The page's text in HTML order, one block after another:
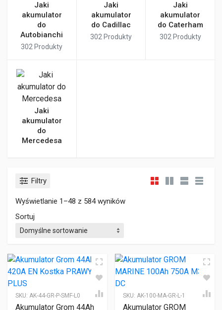
Jaki
akumulator
do
Autobianchi
302 Produkty
Jaki
akumulator
do Cadillac
302 Produkty
Jaki
akumulator
do Caterham
302 Produkty
Jaki
akumulator
do
Mercedesa
Filtry
Wyświetlanie 1–48 z 584 wyników
Sortuj
SKU: AK-44-GR-P-SMF-L0
Akumulator Grom 44Ah
SKU: AK-100-MA-GR-L-1
Akumulator GROM